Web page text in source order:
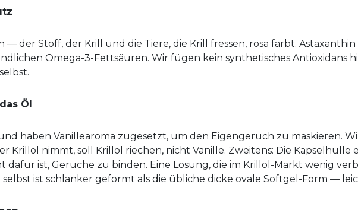
der Stoff, der Krill und die Tiere, die Krill fressen, rosa färbt.
Omega-3-Fettsäuren. Wir fügen kein synthetisches Antioxidans
Öl
haben Vanillearoma zugesetzt, um den Eigengeruch zu maskieren.
Krillöl nimmt, soll Krillöl riechen, nicht Vanille. Zweitens: Die
ist, Gerüche zu binden. Eine Lösung, die im Krillöl-Markt wenig
ist schlanker geformt als die übliche dicke ovale Softgel-Form —